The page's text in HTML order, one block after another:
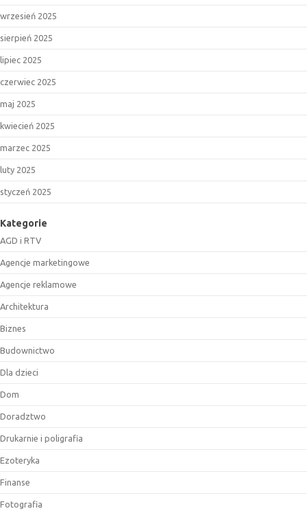
wrzesień 2025
sierpień 2025
lipiec 2025
czerwiec 2025
maj 2025
kwiecień 2025
marzec 2025
luty 2025
styczeń 2025
Kategorie
AGD i RTV
Agencje marketingowe
Agencje reklamowe
Architektura
Biznes
Budownictwo
Dla dzieci
Dom
Doradztwo
Drukarnie i poligrafia
Ezoteryka
Finanse
Fotografia